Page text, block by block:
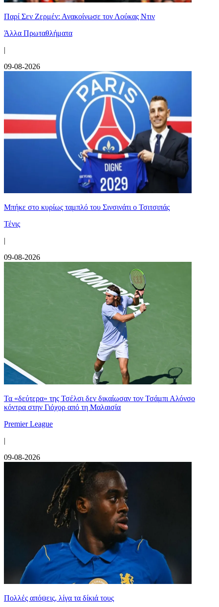
Παρί Σεν Ζερμέν: Ανακοίνωσε τον Λούκας Ντιν
Άλλα Πρωταθλήματα
|
09-08-2026
Mπήκε στο κυρίως ταμπλό του Σινσινάτι ο Τσιτσιπάς
Τένις
|
09-08-2026
Τα «δεύτερα» της Τσέλσι δεν δικαίωσαν τον Τσάμπι Αλόνσο
κόντρα στην Γιόχορ από τη Μαλαισία
Premier League
|
09-08-2026
Πολλές απόψεις, λίγα τα δίκιά τους